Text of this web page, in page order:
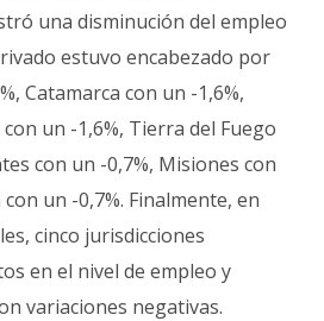
una disminución del empleo
estuvo encabezado por
Catamarca con un -1,6%,
un -1,6%, Tierra del Fuego
con un -0,7%, Misiones con
un -0,7%. Finalmente, en
cinco jurisdicciones
en el nivel de empleo y
variaciones negativas.